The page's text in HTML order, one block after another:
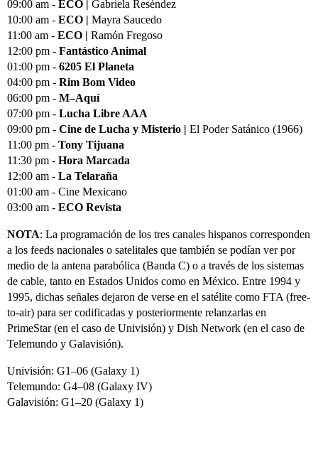
09:00 am - ECO | Gabriela Reséndez
10:00 am - ECO | Mayra Saucedo
11:00 am - ECO | Ramón Fregoso
12:00 pm - Fantástico Animal
01:00 pm - 6205 El Planeta
04:00 pm - Rim Bom Video
06:00 pm - M–Aquí
07:00 pm - Lucha Libre AAA
09:00 pm - Cine de Lucha y Misterio | El Poder Satánico (1966)
11:00 pm - Tony Tijuana
11:30 pm - Hora Marcada
12:00 am - La Telaraña
01:00 am - Cine Mexicano
03:00 am - ECO Revista
NOTA: La programación de los tres canales hispanos corresponden
a los feeds nacionales o satelitales que también se podían ver por
medio de la antena parabólica (Banda C) o a través de los sistemas
de cable, tanto en Estados Unidos como en México. Entre 1994 y
1995, dichas señales dejaron de verse en el satélite como FTA (free-
to-air) para ser codificadas y posteriormente relanzarlas en
PrimeStar (en el caso de Univisión) y Dish Network (en el caso de
Telemundo y Galavisión).
Univisión: G1–06 (Galaxy 1)
Telemundo: G4–08 (Galaxy IV)
Galavisión: G1–20 (Galaxy 1)